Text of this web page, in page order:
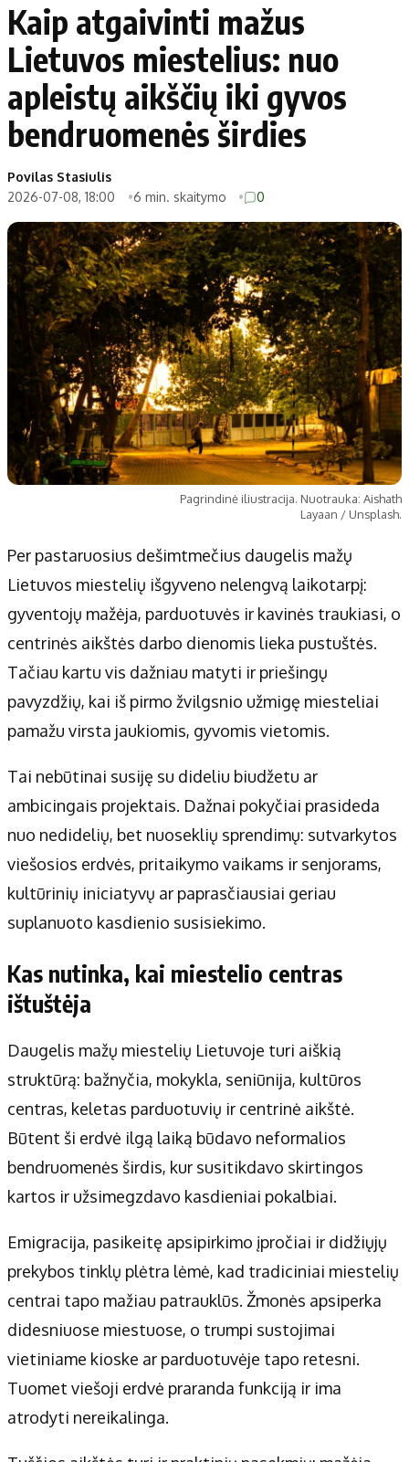
Kaip atgaivinti mažus
Lietuvos miestelius: nuo
apleistų aikščių iki gyvos
bendruomenės širdies
Povilas Stasiulis
2026-07-08, 18:00
6 min. skaitymo 0
Pagrindinė iliustracija. Nuotrauka: Aishath
Layaan / Unsplash.
Per pastaruosius dešimtmečius daugelis mažų
Lietuvos miestelių išgyveno nelengvą laikotarpį:
gyventojų mažėja, parduotuvės ir kavinės traukiasi, o
centrinės aikštės darbo dienomis lieka pustuštės.
Tačiau kartu vis dažniau matyti ir priešingų
pavyzdžių, kai iš pirmo žvilgsnio užmigę miesteliai
pamažu virsta jaukiomis, gyvomis vietomis.
Tai nebūtinai susiję su dideliu biudžetu ar
ambicingais projektais. Dažnai pokyčiai prasideda
nuo nedidelių, bet nuoseklių sprendimų: sutvarkytos
viešosios erdvės, pritaikymo vaikams ir senjorams,
kultūrinių iniciatyvų ar paprasčiausiai geriau
suplanuoto kasdienio susisiekimo.
Kas nutinka, kai miestelio centras
ištuštėja
Daugelis mažų miestelių Lietuvoje turi aiškią
struktūrą: bažnyčia, mokykla, seniūnija, kultūros
centras, keletas parduotuvių ir centrinė aikštė.
Būtent ši erdvė ilgą laiką būdavo neformalios
bendruomenės širdis, kur susitikdavo skirtingos
kartos ir užsimegzdavo kasdieniai pokalbiai.
Emigracija, pasikeitę apsipirkimo įpročiai ir didžiųjų
prekybos tinklų plėtra lėmė, kad tradiciniai miestelių
centrai tapo mažiau patrauklūs. Žmonės apsiperka
didesniuose miestuose, o trumpi sustojimai
vietiniame kioske ar parduotuvėje tapo retesni.
Tuomet viešoji erdvė praranda funkciją ir ima
atrodyti nereikalinga.